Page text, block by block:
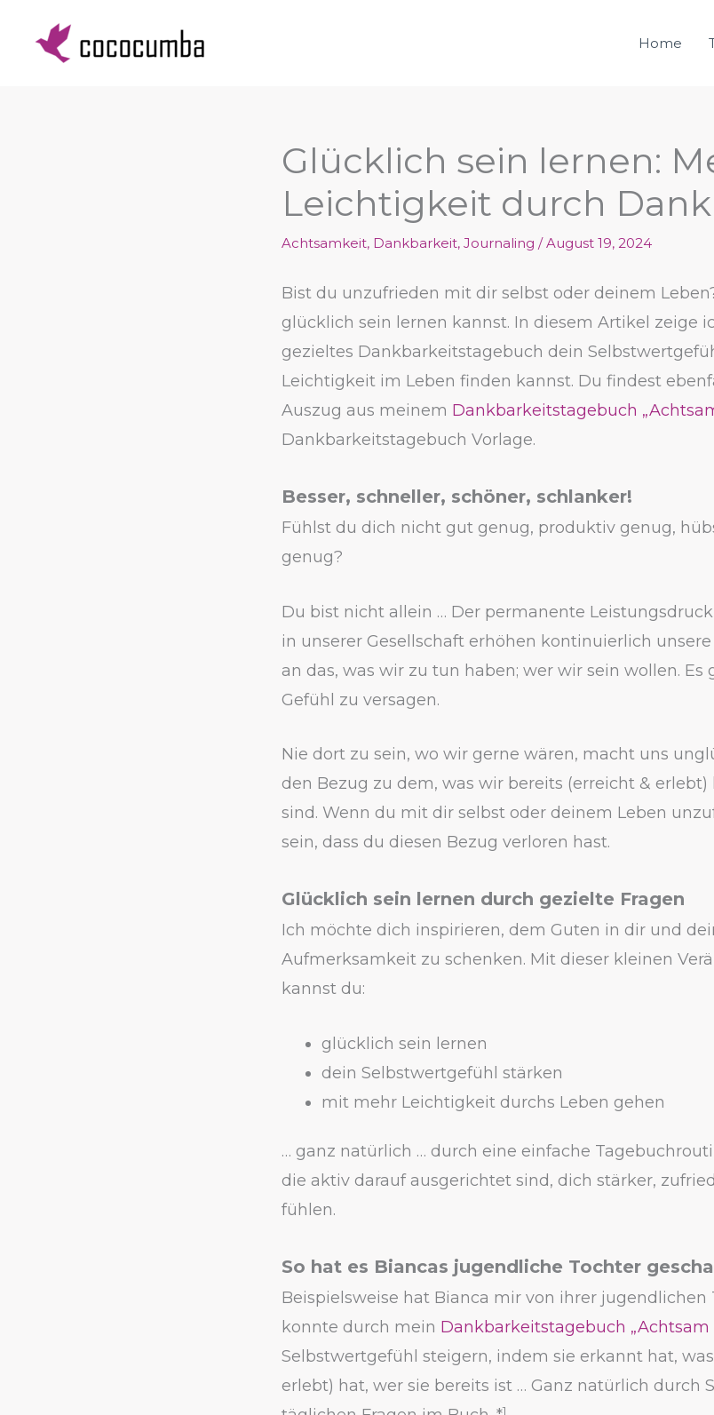
springen
Home
Glücklich sein lernen:
Leichtigkeit durch
Achtsamkeit, Dankbarkeit, Journaling /August 19, 2024
Bist du unzufrieden mit dir selbst oder deinem
glücklich sein lernen kannst. In diesem Artikel zeige
gezieltes Dankbarkeitstagebuch dein
Leichtigkeit im Leben finden kannst. Du findest
Auszug aus meinem Dankbarkeitstagebuch
Dankbarkeitstagebuch Vorlage.
Besser, schneller, schöner, schlanker!
Fühlst du dich nicht gut genug, produktiv genug,
genug?
Du bist nicht allein … Der permanente
in unserer Gesellschaft erhöhen kontinuierlich
an das, was wir zu tun haben; wer wir sein wollen. Es
Gefühl zu versagen.
Nie dort zu sein, wo wir gerne wären, macht uns
den Bezug zu dem, was wir bereits (erreicht &
sind. Wenn du mit dir selbst oder deinem Leben
sein, dass du diesen Bezug verloren hast.
Glücklich sein lernen durch gezielte Fragen
Ich möchte dich inspirieren, dem Guten in dir und
Aufmerksamkeit zu schenken. Mit dieser kleinen
kannst du:
glücklich sein lernen
dein Selbstwertgefühl stärken
mit mehr Leichtigkeit durchs Leben gehen
… ganz natürlich … durch eine einfache
die aktiv darauf ausgerichtet sind, dich stärker,
fühlen.
So hat es Biancas jugendliche Tochter
Beispielsweise hat Bianca mir von ihrer jugendlichen
konnte durch mein Dankbarkeitstagebuch „Achtsam
Selbstwertgefühl steigern, indem sie erkannt hat,
erlebt) hat, wer sie bereits ist … Ganz natürlich durch
1